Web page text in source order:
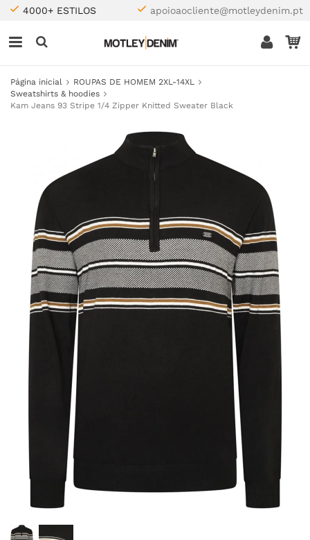
4000+ ESTILOS apoioaocliente@motleydenim.pt
Página inicial
ROUPAS DE HOMEM 2XL-14XL
Sweatshirts & hoodies
Kam Jeans 93 Stripe 1/4 Zipper Knitted Sweater Black